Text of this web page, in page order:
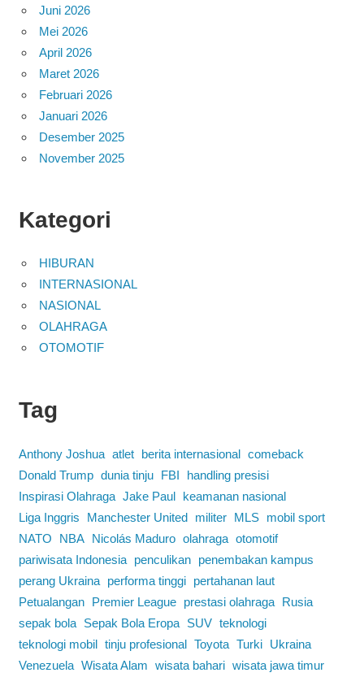
Juni 2026
Mei 2026
April 2026
Maret 2026
Februari 2026
Januari 2026
Desember 2025
November 2025
Kategori
HIBURAN
INTERNASIONAL
NASIONAL
OLAHRAGA
OTOMOTIF
Tag
Anthony Joshua atlet berita internasional comeback
Donald Trump dunia tinju FBI
handling presisi
Inspirasi Olahraga Jake Paul
keamanan nasional
Liga Inggris
Manchester United militer MLS
mobil sport
NATO
NBA Nicolás Maduro olahraga otomotif
pariwisata Indonesia
penculikan
penembakan kampus
perang Ukraina
performa tinggi
pertahanan laut
Petualangan
Premier League prestasi olahraga
Rusia
sepak bola
Sepak Bola Eropa SUV teknologi
teknologi mobil tinju profesional Toyota Turki
Ukraina
Venezuela Wisata Alam wisata bahari wisata jawa timur